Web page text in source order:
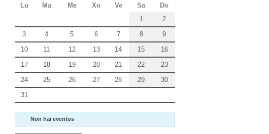
Lu Ma Me Xo Ve Sa
Do
1
2
3
4 5 6 7 8
9
10
11 12 13 14 15
16
17
18 19 20 21 22
23
24
25 26 27 28 29
30
31
Non hai eventos